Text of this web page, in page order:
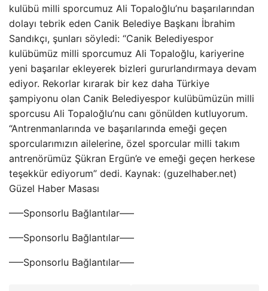
kulübü milli sporcumuz Ali Topaloğlu’nu başarılarından
dolayı tebrik eden Canik Belediye Başkanı İbrahim
Sandıkçı, şunları söyledi: “Canik Belediyespor
kulübümüz milli sporcumuz Ali Topaloğlu, kariyerine
yeni başarılar ekleyerek bizleri gururlandırmaya devam
ediyor. Rekorlar kırarak bir kez daha Türkiye
şampiyonu olan Canik Belediyespor kulübümüzün milli
sporcusu Ali Topaloğlu’nu canı gönülden kutluyorum.
“Antrenmanlarında ve başarılarında emeği geçen
sporcularımızın ailelerine, özel sporcular milli takım
antrenörümüz Şükran Ergün’e ve emeği geçen herkese
teşekkür ediyorum” dedi. Kaynak: (guzelhaber.net)
Güzel Haber Masası
—–Sponsorlu Bağlantılar—–
—–Sponsorlu Bağlantılar—–
—–Sponsorlu Bağlantılar—–